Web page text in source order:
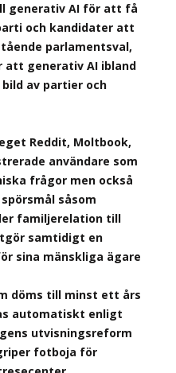
generativ AI för att få
och kandidater att
parlamentsval,
att generativ AI ibland
av partier och
Reddit, Moltbook,
användare som
frågor men också
såsom
familjerelation till
samtidigt en
sina mänskliga ägare
döms till minst ett års
automatiskt enligt
utvisningsreform
fotboja för